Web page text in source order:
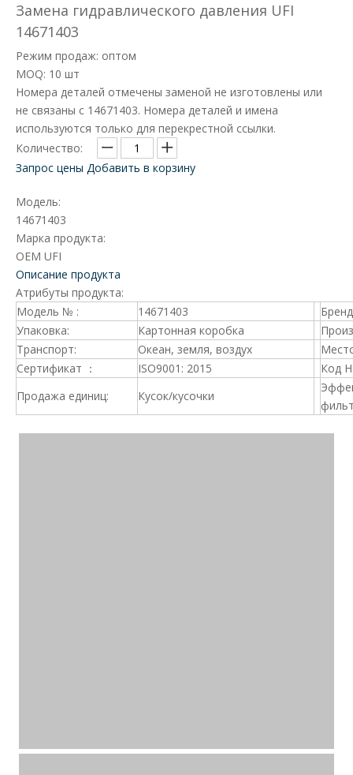
Замена гидравлического давления UFI
14671403
Режим продаж: оптом
MOQ: 10 шт
Номера деталей отмечены заменой не изготовлены или
не связаны с 14671403. Номера деталей и имена
используются только для перекрестной ссылки.
Количество:
Запрос цены Добавить в корзину
Модель:
14671403
Марка продукта:
OEM UFI
Описание продукта
Атрибуты продукта:
Модель № :
14671403
Упаковка:
Картонная коробка
Транспорт:
Океан, земля, воздух
Сертификат ：
ISO9001: 2015
Код
Продажа единиц:
Кусок/кусочки